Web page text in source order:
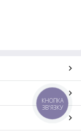
КНОПКА
ЗВ'ЯЗКУ